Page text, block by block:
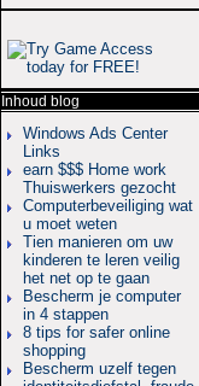
Inhoud blog
Windows Ads Center
Links
earn $$$ Home work
Thuiswerkers gezocht
Computerbeveiliging wat
u moet weten
Tien manieren om uw
kinderen te leren veilig
het net op te gaan
Bescherm je computer
in 4 stappen
8 tips for safer online
shopping
Bescherm uzelf tegen